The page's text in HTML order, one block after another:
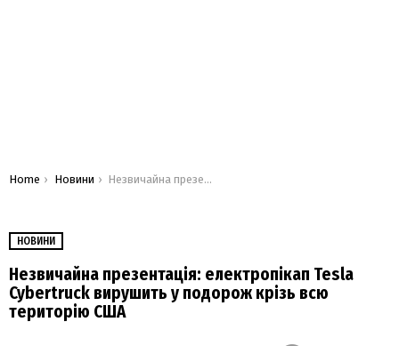
You are here:
Home Новини Незвичайна презентація: електропікап Tesla Cybertruck вирушить у подорож крізь всю територію США
НОВИНИ
Незвичайна презентація: електропікап Tesla
Cybertruck вирушить у подорож крізь всю
територію США